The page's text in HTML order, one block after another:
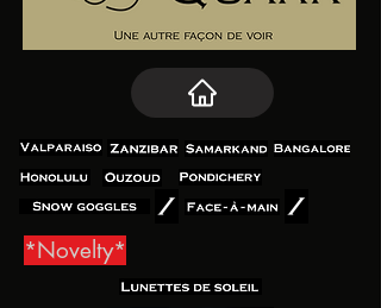
*Novelty*